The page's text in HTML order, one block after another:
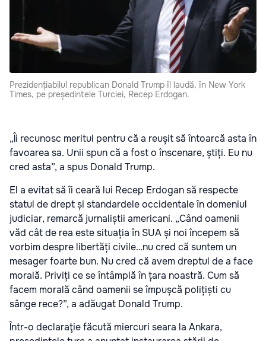
Prezidențiabilul republican Donald Trump îl laudă, în New York
Times, pe președintele Turciei, Recep Erdogan.
„Îi recunosc meritul pentru că a reușit să întoarcă asta în
favoarea sa. Unii spun că a fost o înscenare, știți. Eu nu
cred asta”, a spus Donald Trump.
El a evitat să îi ceară lui Recep Erdogan să respecte
statul de drept și standardele occidentale în domeniul
judiciar, remarcă jurnaliștii americani. „Când oamenii
văd cât de rea este situația în SUA și noi începem să
vorbim despre libertăți civile…nu cred că suntem un
mesager foarte bun. Nu cred că avem dreptul de a face
morală. Priviți ce se întâmplă în țara noastră. Cum să
facem morală când oamenii se împușcă polițiști cu
sânge rece?”, a adăugat Donald Trump.
Într-o declaraţie făcută miercuri seara la Ankara,